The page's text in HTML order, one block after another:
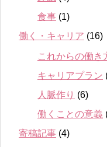
食事 (1)
働く・キャリア (16)
これからの働き
キャリアプラン
人脈作り (6)
働くことの意義
寄稿記事 (4)